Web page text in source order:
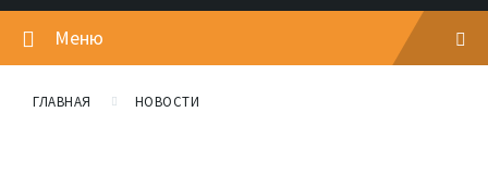
Меню
ГЛАВНАЯ НОВОСТИ